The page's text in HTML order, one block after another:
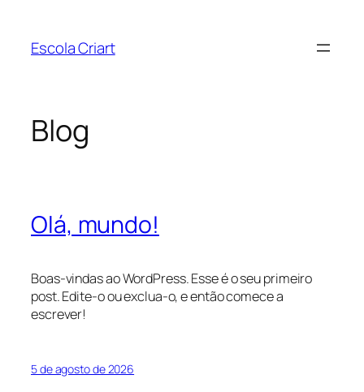
Escola Criart
Blog
Olá, mundo!
Boas-vindas ao WordPress. Esse é o seu primeiro
post. Edite-o ou exclua-o, e então comece a
escrever!
5 de agosto de 2026